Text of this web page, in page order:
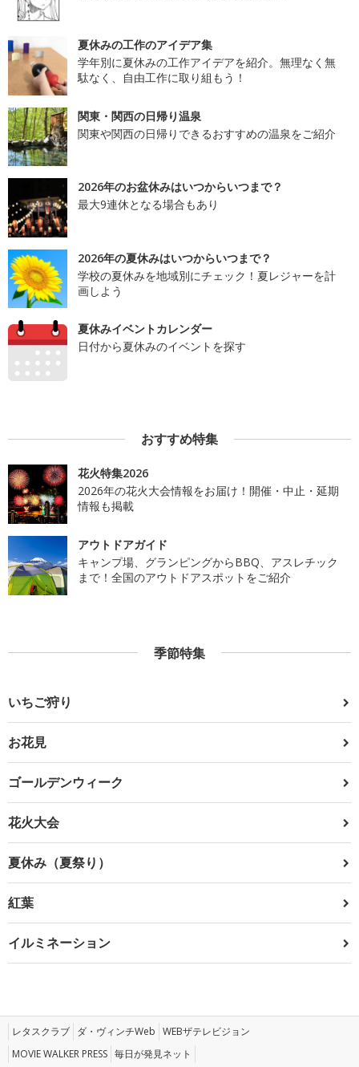
夏休みの工作のアイデア集
学年別に夏休みの工作アイデアを紹介。無理なく無
駄なく、自由工作に取り組もう！
関東・関西の日帰り温泉
関東や関西の日帰りできるおすすめの温泉をご紹介
2026年のお盆休みはいつからいつまで？
最大9連休となる場合もあり
2026年の夏休みはいつからいつまで？
学校の夏休みを地域別にチェック！夏レジャーを計
画しよう
夏休みイベントカレンダー
日付から夏休みのイベントを探す
おすすめ特集
花火特集2026
2026年の花火大会情報をお届け！開催・中止・延期
情報も掲載
アウトドアガイド
キャンプ場、グランピングからBBQ、アスレチック
まで！全国のアウトドアスポットをご紹介
季節特集
いちご狩り
お花見
ゴールデンウィーク
花火大会
夏休み（夏祭り）
紅葉
イルミネーション
レタスクラブ ダ・ヴィンチWeb WEBザテレビジョン
MOVIE WALKER PRESS 毎日が発見ネット